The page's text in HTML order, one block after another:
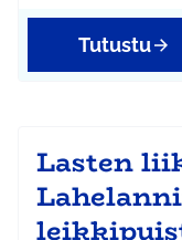
Tutustu
Lasten